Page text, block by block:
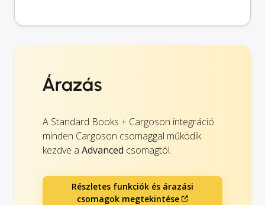
Árazás
A Standard Books + Cargoson integráció
minden Cargoson csomaggal működik
kezdve a Advanced csomagtól.
Részletes funkciók és árazási
csomagok megtekintése